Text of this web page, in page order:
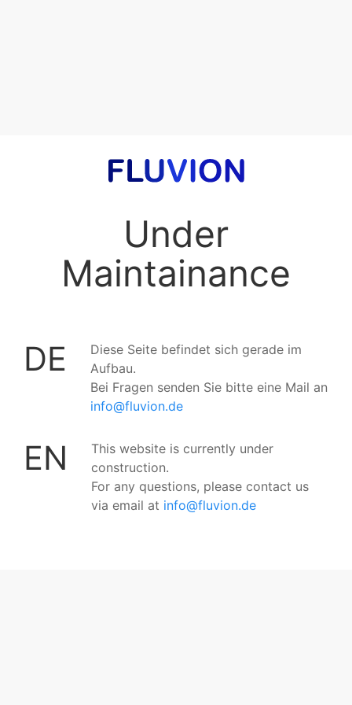
Under
Maintainance
DE
Diese Seite befindet sich gerade im
Aufbau.
Bei Fragen senden Sie bitte eine Mail an
info@fluvion.de
EN
This website is currently under
construction.
For any questions, please contact us
via email at info@fluvion.de